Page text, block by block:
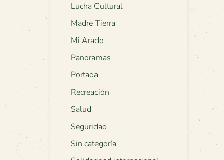
Lucha Cultural
Madre Tierra
Mi Arado
Panoramas
Portada
Recreación
Salud
Seguridad
Sin categoría